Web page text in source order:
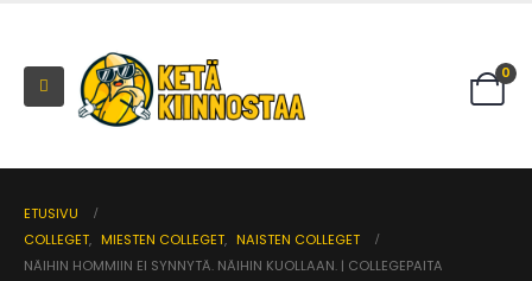
0
ETUSIVU
COLLEGET, MIESTEN COLLEGET, NAISTEN COLLEGET
NÄIHIN HOMMIIN EI SYNNYTÄ. NÄIHIN KUOLLAAN. | COLLEGEPAITA